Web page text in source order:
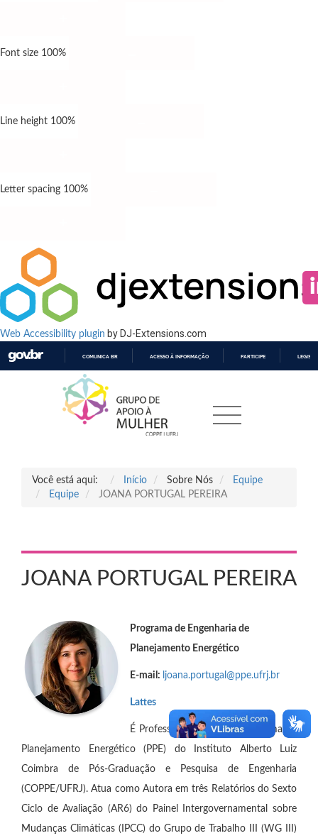
Font size 100%
Line height 100%
Letter spacing 100%
Web Accessibility plugin by DJ-Extensions.com
O
CONTEÚDO
COMUNICA BR ACESSO À INFORMAÇÃO PARTICIPE
Você está aqui: Início Sobre Nós
Equipe
Equipe
JOANA PORTUGAL PEREIRA
JOANA PORTUGAL PEREIRA
Programa de Engenharia de
Planejamento Energético
E-mail: ljoana.portugal@ppe.ufrj.br
Lattes
É Professora Adjunta do Programa de
Planejamento Energético (PPE) do Instituto Alberto Luiz
Coimbra de Pós-Graduação e Pesquisa de Engenharia
(COPPE/UFRJ). Atua como Autora em três Relatórios do Sexto
Ciclo de Avaliação (AR6) do Painel Intergovernamental sobre
Mudanças Climáticas (IPCC) do Grupo de Trabalho III (WG III)